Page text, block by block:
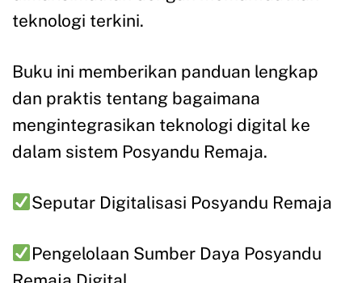
teknologi terkini.
Buku ini memberikan panduan lengkap
dan praktis tentang bagaimana
mengintegrasikan teknologi digital ke
dalam sistem Posyandu Remaja.
Seputar Digitalisasi Posyandu Remaja
Pengelolaan Sumber Daya Posyandu